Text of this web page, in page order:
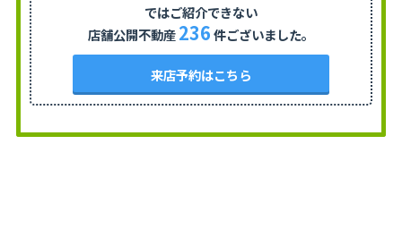
ではご紹介できない
店舗公開不動産236件ございました。
来店予約はこちら